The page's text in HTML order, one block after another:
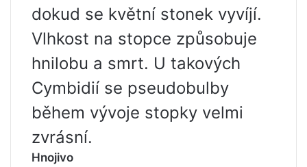
dokud se květní stonek vyvíjí.
Vlhkost na stopce způsobuje
hnilobu a smrt. U takových
Cymbidií se pseudobulby
během vývoje stopky velmi
zvrásní.
Hnojivo